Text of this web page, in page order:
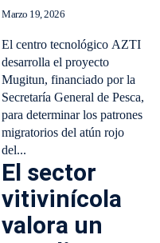
Marzo 19, 2026
El centro tecnológico AZTI
desarrolla el proyecto
Mugitun, financiado por la
Secretaría General de Pesca,
para determinar los patrones
migratorios del atún rojo
del...
El sector
vitivinícola
valora un